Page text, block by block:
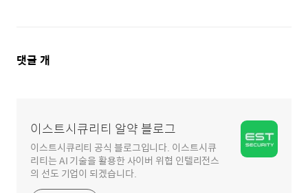
댓
댓글 개
이스트시큐리티 알약 블로그
이스트시큐리티 공식 블로그입니다. 이스트시큐
리티는 AI 기술을 활용한 사이버 위협 인텔리전스
의 선도 기업이 되겠습니다.